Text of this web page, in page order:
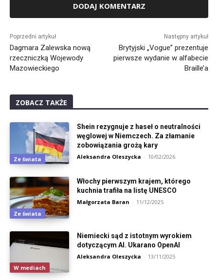
Poprzedni artykuł
Dagmara Zalewska nową
rzeczniczką Wojewody
Mazowieckiego
Następny artykuł
Brytyjski „Vogue” prezentuje
pierwsze wydanie w alfabecie
Braille’a
ZOBACZ TAKŻE
Ze świata
Shein rezygnuje z haseł o neutralności
węglowej w Niemczech. Za złamanie
zobowiązania grożą kary
Aleksandra Oleszycka - 10/02/2026
Ze świata
Włochy pierwszym krajem, którego
kuchnia trafiła na listę UNESCO
Małgorzata Baran - 11/12/2025
W mediach
Niemiecki sąd z istotnym wyrokiem
dotyczącym AI. Ukarano OpenAI
Aleksandra Oleszycka - 13/11/2025